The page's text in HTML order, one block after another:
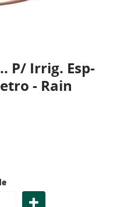
P/ Irrig. Esp-
- Rain